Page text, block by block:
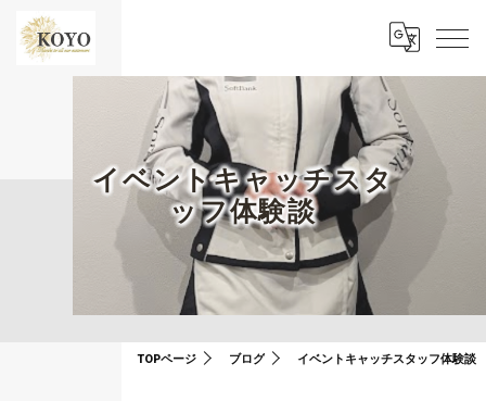
イベントキャッチスタ
ッフ体験談
TOPページ ブログ イベントキャッチスタッフ体験談